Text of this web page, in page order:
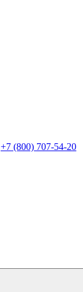
+7 (800) 707-54-20